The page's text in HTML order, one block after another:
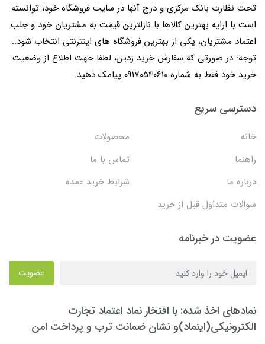
تحت نظارت بانک مرکزی و درج آنها در سایت فروشگاه خود، توانسته
است با ارایه بهترین کالاها با نازلترین قیمت به مشتریان خود و جلب
اعتماد مشتریان، یکی از بهترین فروشگاه های اینترنتی انتخاب شود..
توجه: در صورتی که سفارش خرید زدین، لطفا جهت اطلاع از وضعیت
خرید خود فقط به شماره 09170540610 پیامک دهید.
دسترسی سریع
خانه
محصولات
راهنما
تماس با ما
درباره ما
شرایط خرید عمده
سوالات متداول قبل از خرید
عضویت در خبرنامه
عضویت
نمادهای اخذ شده: با افتخار نماد اعتماد تجارت
الکترونیکی(اینماد)و نشان ضمانت ترب و پرداخت امن